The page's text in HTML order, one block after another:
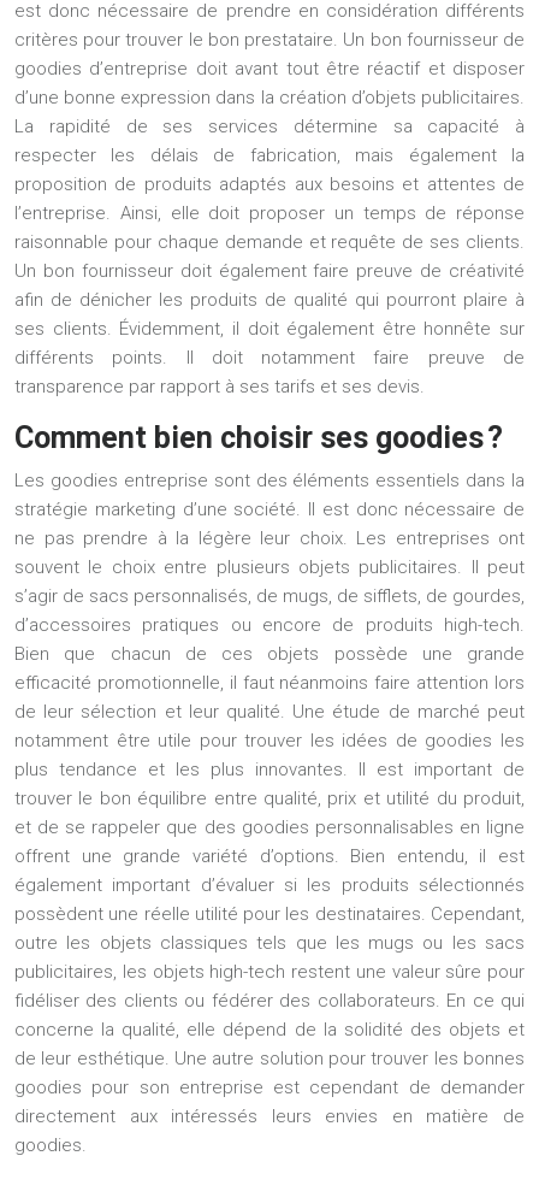
est donc nécessaire de prendre en considération différents
critères pour trouver le bon prestataire. Un bon fournisseur de
goodies d’entreprise doit avant tout être réactif et disposer
d’une bonne expression dans la création d’objets publicitaires.
La rapidité de ses services détermine sa capacité à
respecter les délais de fabrication, mais également la
proposition de produits adaptés aux besoins et attentes de
l’entreprise. Ainsi, elle doit proposer un temps de réponse
raisonnable pour chaque demande et requête de ses clients.
Un bon fournisseur doit également faire preuve de créativité
afin de dénicher les produits de qualité qui pourront plaire à
ses clients. Évidemment, il doit également être honnête sur
différents points. Il doit notamment faire preuve de
transparence par rapport à ses tarifs et ses devis.
Comment bien choisir ses goodies ?
Les goodies entreprise sont des éléments essentiels dans la
stratégie marketing d’une société. Il est donc nécessaire de
ne pas prendre à la légère leur choix. Les entreprises ont
souvent le choix entre plusieurs objets publicitaires. Il peut
s’agir de sacs personnalisés, de mugs, de sifflets, de gourdes,
d’accessoires pratiques ou encore de produits high-tech.
Bien que chacun de ces objets possède une grande
efficacité promotionnelle, il faut néanmoins faire attention lors
de leur sélection et leur qualité. Une étude de marché peut
notamment être utile pour trouver les idées de goodies les
plus tendance et les plus innovantes. Il est important de
trouver le bon équilibre entre qualité, prix et utilité du produit,
et de se rappeler que des goodies personnalisables en ligne
offrent une grande variété d’options. Bien entendu, il est
également important d’évaluer si les produits sélectionnés
possèdent une réelle utilité pour les destinataires. Cependant,
outre les objets classiques tels que les mugs ou les sacs
publicitaires, les objets high-tech restent une valeur sûre pour
fidéliser des clients ou fédérer des collaborateurs. En ce qui
concerne la qualité, elle dépend de la solidité des objets et
de leur esthétique. Une autre solution pour trouver les bonnes
goodies pour son entreprise est cependant de demander
directement aux intéressés leurs envies en matière de
goodies.